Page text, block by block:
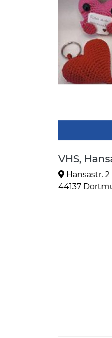
VHS,
Hansastr. 2
44137